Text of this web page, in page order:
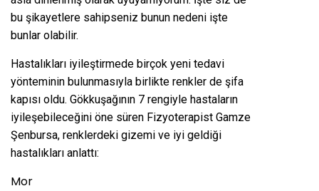
bu şikayetlere sahipseniz bunun nedeni işte
bunlar olabilir.
Hastalıkları iyileştirmede birçok yeni tedavi
yönteminin bulunmasıyla birlikte renkler de şifa
kapısı oldu. Gökkuşağının 7 rengiyle hastaların
iyileşebileceğini öne süren Fizyoterapist Gamze
Şenbursa, renklerdeki gizemi ve iyi geldiği
hastalıkları anlattı:
Mor